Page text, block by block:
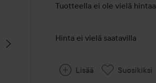
Tuotteella ei ole vielä hintaa
Hinta ei vielä saatavilla
Lisää Suosikiksi